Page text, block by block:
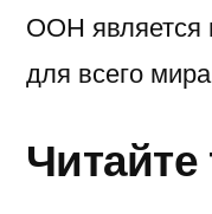
ООН является
для всего
Читайте